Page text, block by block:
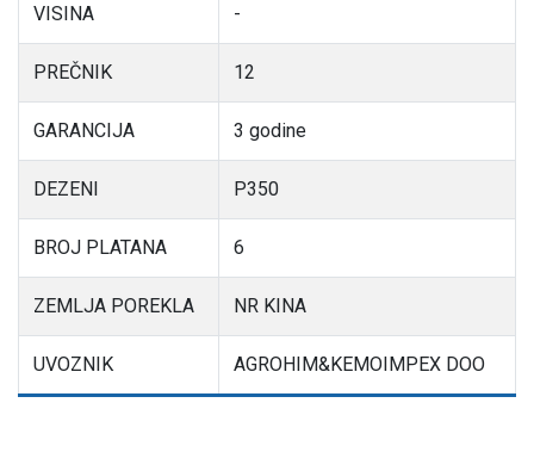
VISINA -
PREČNIK 12
GARANCIJA 3 godine
DEZENI P350
BROJ PLATANA 6
ZEMLJA POREKLA NR KINA
UVOZNIK AGROHIM&KEMOIMPEX DOO